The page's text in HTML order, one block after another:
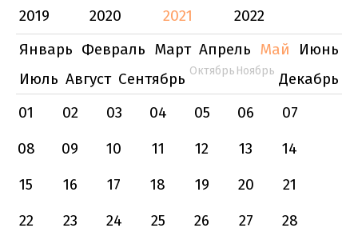
2019 2020 2021
2022
Январь Февраль Март Апрель Май
Июнь
Июль Август Сентябрь Октябрь Ноябрь Декабрь
01
02 03 04 05 06
07
08
09 10 11 12 13
14
15
16 17 18 19 20
21
22
23 24 25 26 27
28